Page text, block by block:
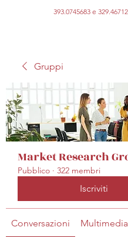
393.0745683e
Gruppi
Market Research
Pubblico · 322 membri
Iscriviti
Conversazioni Multimedia